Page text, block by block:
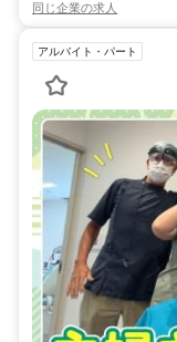
同じ企業の求人
アルバイト・パート